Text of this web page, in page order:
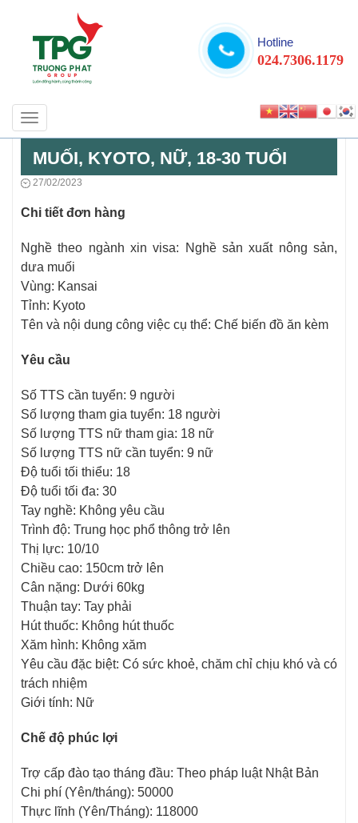
Hotline
024.7306.1179
Toggle
navigation
NGHỀ SẢN XUẤT NÔNG SẢN, DƯA
MUỐI, KYOTO, NỮ, 18-30 TUỔI
27/02/2023
Chi tiết đơn hàng
Nghề theo ngành xin visa: Nghề sản xuất nông sản,
dưa muối
Vùng: Kansai
Tỉnh: Kyoto
Tên và nội dung công việc cụ thể: Chế biến đồ ăn kèm
Yêu cầu
Số TTS cần tuyển: 9 người
Số lượng tham gia tuyển: 18 người
Số lượng TTS nữ tham gia: 18 nữ
Số lượng TTS nữ cần tuyển: 9 nữ
Độ tuổi tối thiểu: 18
Độ tuổi tối đa: 30
Tay nghề: Không yêu cầu
Trình độ: Trung học phổ thông trở lên
Thị lực: 10/10
Chiều cao: 150cm trở lên
Cân nặng: Dưới 60kg
Thuận tay: Tay phải
Hút thuốc: Không hút thuốc
Xăm hình: Không xăm
Yêu cầu đặc biệt: Có sức khoẻ, chăm chỉ chịu khó và có
trách nhiệm
Giới tính: Nữ
Chế độ phúc lợi
Trợ cấp đào tạo tháng đầu: Theo pháp luật Nhật Bản
Chi phí (Yên/tháng): 50000
Thực lĩnh (Yên/Tháng): 118000